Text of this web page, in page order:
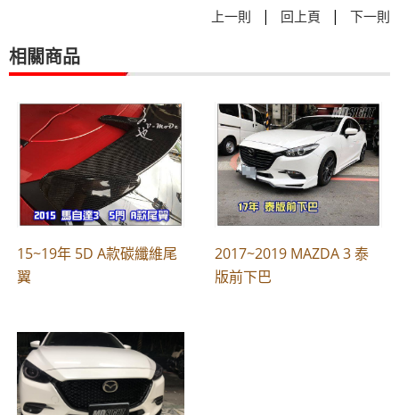
上一則 | 回上頁 | 下一則
相關商品
15~19年 5D A款碳纖維尾
翼
2017~2019 MAZDA 3 泰
版前下巴